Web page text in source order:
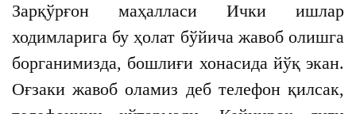
Зарқўрғон маҳалласи Ички ишлар
ходимларига бу ҳолат бўйича жавоб олишга
борганимизда, бошлиғи хонасида йўқ экан.
Оғзаки жавоб оламиз деб телефон қилсак,